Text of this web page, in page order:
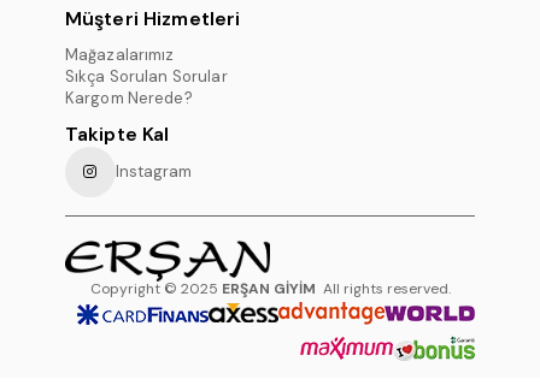
Müşteri Hizmetleri
Mağazalarımız
Sıkça Sorulan Sorular
Kargom Nerede?
Takipte Kal
Instagram
Copyright © 2025 ERŞAN GİYİM All rights reserved.